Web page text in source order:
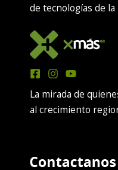
de tecnologías de
La mirada de
al crecimiento